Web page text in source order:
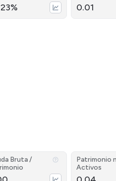
0.01
Bruta /
Patrimonio
Activos